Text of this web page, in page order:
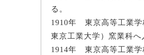
る。
1910年 東京高等工業学
東京工業大学）窯業科へ
1914年 東京高等工業学